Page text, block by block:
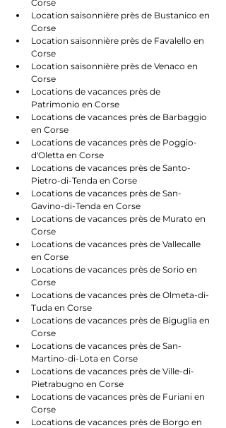
Corse
Location saisonnière près de Bustanico en
Corse
Location saisonnière près de Favalello en
Corse
Location saisonnière près de Venaco en
Corse
Locations de vacances près de
Patrimonio en Corse
Locations de vacances près de Barbaggio
en Corse
Locations de vacances près de Poggio-
d'Oletta en Corse
Locations de vacances près de Santo-
Pietro-di-Tenda en Corse
Locations de vacances près de San-
Gavino-di-Tenda en Corse
Locations de vacances près de Murato en
Corse
Locations de vacances près de Vallecalle
en Corse
Locations de vacances près de Sorio en
Corse
Locations de vacances près de Olmeta-di-
Tuda en Corse
Locations de vacances près de Biguglia en
Corse
Locations de vacances près de San-
Martino-di-Lota en Corse
Locations de vacances près de Ville-di-
Pietrabugno en Corse
Locations de vacances près de Furiani en
Corse
Locations de vacances près de Borgo en